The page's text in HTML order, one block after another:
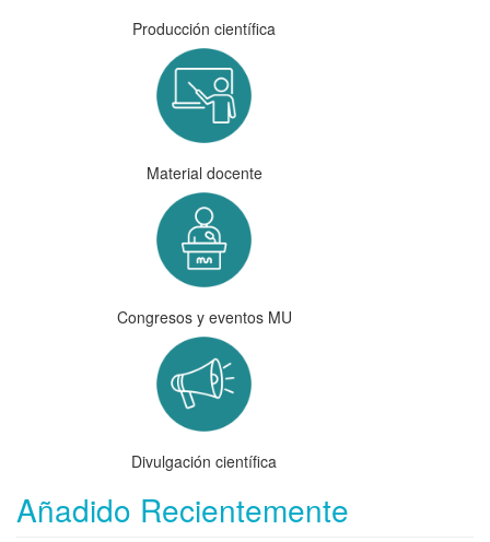
Producción científica
Material docente
Congresos y eventos MU
Divulgación científica
Añadido Recientemente